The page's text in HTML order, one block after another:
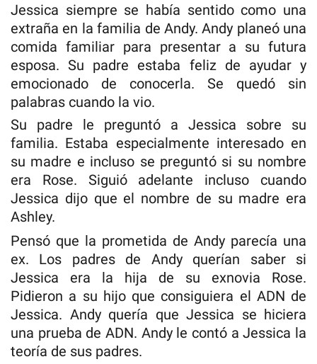
Jessica siempre se había sentido como una
extraña en la familia de Andy. Andy planeó una
comida familiar para presentar a su futura
esposa. Su padre estaba feliz de ayudar y
emocionado de conocerla. Se quedó sin
palabras cuando la vio.
Su padre le preguntó a Jessica sobre su
familia. Estaba especialmente interesado en
su madre e incluso se preguntó si su nombre
era Rose. Siguió adelante incluso cuando
Jessica dijo que el nombre de su madre era
Ashley.
Pensó que la prometida de Andy parecía una
ex. Los padres de Andy querían saber si
Jessica era la hija de su exnovia Rose.
Pidieron a su hijo que consiguiera el ADN de
Jessica. Andy quería que Jessica se hiciera
una prueba de ADN. Andy le contó a Jessica la
teoría de sus padres.